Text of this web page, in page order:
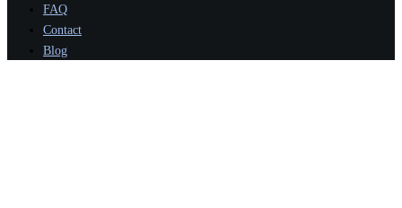
FAQ
Contact
Blog